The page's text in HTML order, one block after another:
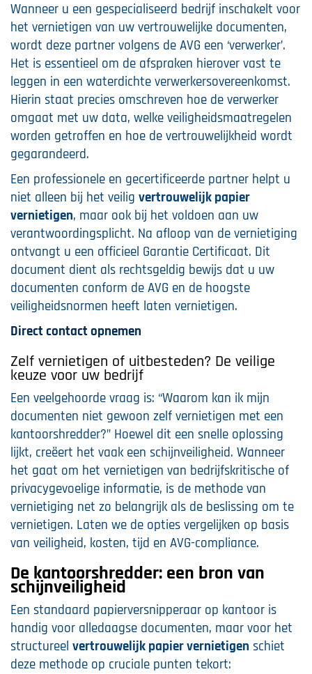
Wanneer u een gespecialiseerd bedrijf inschakelt voor
het vernietigen van uw vertrouwelijke documenten,
wordt deze partner volgens de AVG een ‘verwerker’.
Het is essentieel om de afspraken hierover vast te
leggen in een waterdichte verwerkersovereenkomst.
Hierin staat precies omschreven hoe de verwerker
omgaat met uw data, welke veiligheidsmaatregelen
worden getroffen en hoe de vertrouwelijkheid wordt
gegarandeerd.
Een professionele en gecertificeerde partner helpt u
niet alleen bij het veilig vertrouwelijk papier
vernietigen, maar ook bij het voldoen aan uw
verantwoordingsplicht. Na afloop van de vernietiging
ontvangt u een officieel Garantie Certificaat. Dit
document dient als rechtsgeldig bewijs dat u uw
documenten conform de AVG en de hoogste
veiligheidsnormen heeft laten vernietigen.
Direct contact opnemen
Zelf vernietigen of uitbesteden? De veilige
keuze voor uw bedrijf
Een veelgehoorde vraag is: “Waarom kan ik mijn
documenten niet gewoon zelf vernietigen met een
kantoorshredder?” Hoewel dit een snelle oplossing
lijkt, creëert het vaak een schijnveiligheid. Wanneer
het gaat om het vernietigen van bedrijfskritische of
privacygevoelige informatie, is de methode van
vernietiging net zo belangrijk als de beslissing om te
vernietigen. Laten we de opties vergelijken op basis
van veiligheid, kosten, tijd en AVG-compliance.
De kantoorshredder: een bron van
schijnveiligheid
Een standaard papierversnipperaar op kantoor is
handig voor alledaagse documenten, maar voor het
structureel vertrouwelijk papier vernietigen schiet
deze methode op cruciale punten tekort: